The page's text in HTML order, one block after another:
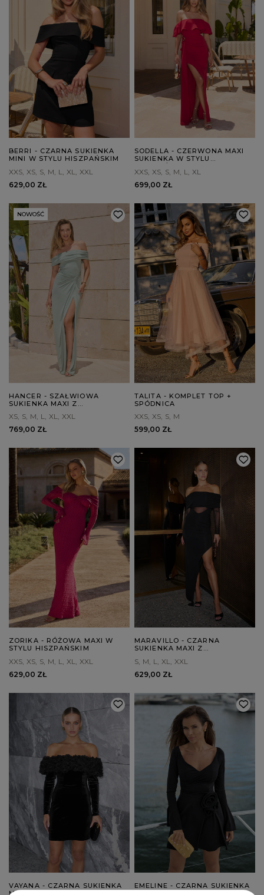
BERRI - CZARNA SUKIENKA
MINI W STYLU HISZPAŃSKIM
XXS XS S M L XL
XXL
629,00 ZŁ
SODELLA - CZERWONA MAXI
SUKIENKA W STYLU
XXS XS S M L
XL
699,00 ZŁ
NOWOŚĆ
HANCER - SZAŁWIOWA
SUKIENKA MAXI Z
XS S M L XL XXL
769,00 ZŁ
TALITA - KOMPLET TOP +
SPÓDNICA
XXS XS S M
599,00 ZŁ
ZORIKA - RÓŻOWA MAXI W
STYLU HISZPAŃSKIM
XXS XS S M L XL
XXL
629,00 ZŁ
MARAVILLO - CZARNA
SUKIENKA MAXI Z
S M L XL
XXL
629,00 ZŁ
VAYANA - CZARNA SUKIENKA
MINI Z KWIATOWYM
EMELINE - CZARNA SUKIENKA
MINI Z APLIKACJĄ KWIATOWĄ